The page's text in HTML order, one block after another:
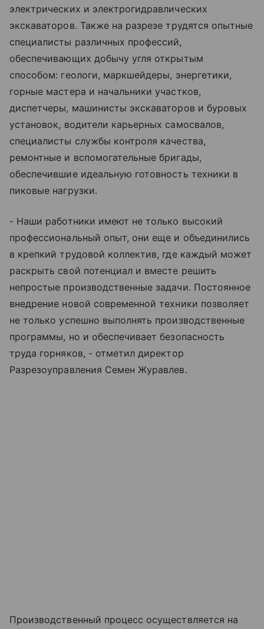
электрических и электрогидравлических
экскаваторов. Также на разрезе трудятся опытные
специалисты различных профессий,
обеспечивающих добычу угля открытым
способом: геологи, маркшейдеры, энергетики,
горные мастера и начальники участков,
диспетчеры, машинисты экскаваторов и буровых
установок, водители карьерных самосвалов,
специалисты службы контроля качества,
ремонтные и вспомогательные бригады,
обеспечившие идеальную готовность техники в
пиковые нагрузки.
- Наши работники имеют не только высокий
профессиональный опыт, они еще и объединились
в крепкий трудовой коллектив, где каждый может
раскрыть свой потенциал и вместе решить
непростые производственные задачи. Постоянное
внедрение новой современной техники позволяет
не только успешно выполнять производственные
программы, но и обеспечивает безопасность
труда горняков, - отметил директор
Разрезоуправления Семен Журавлев.
Производственный процесс осуществляется на